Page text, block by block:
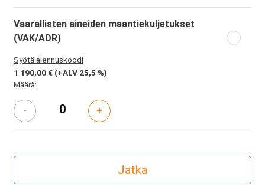
Vaarallisten aineiden maantiekuljetukset
(VAK/ADR)
Syötä alennuskoodi
1 190,00 € (+ALV 25,5 %)
Määrä:
- +